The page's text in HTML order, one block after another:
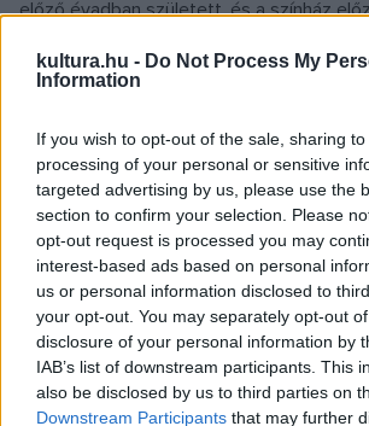
kultura.hu - Do Not Process My
Information
If you wish to opt-out of the sale, sharing
processing of your personal or sensitive
targeted advertising by us, please use the
section to confirm your selection. Please
opt-out request is processed you may
interest-based ads based on personal
us or personal information disclosed to
your opt-out. You may separately opt-out
disclosure of your personal information by
IAB’s list of downstream participants. This
also be disclosed by us to third parties on
Downstream Participants that may further
előző évadban született, és a színház
elmondta: a darab tények és szubjektív
valósággal azok a mozaikszerű életrajzi
össze, amelyeket Jászai naplójából,
Ennyiben van köze a konkrét alakhoz,
? fejtette ki Ráckevei Anna, aki
művész személyiségének megidézése
mindenkit érintő problémákat boncol az
sokszínű, izgalmas, ? gyakran drámai ?
segítségével járunk körül az előadásban
minden embert foglalkoztató